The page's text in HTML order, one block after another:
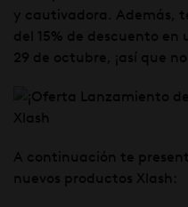
y cautivadora. Además,
del 15% de descuento
29 de octubre, ¡así que
A continuación te
nuevos productos Xlash: